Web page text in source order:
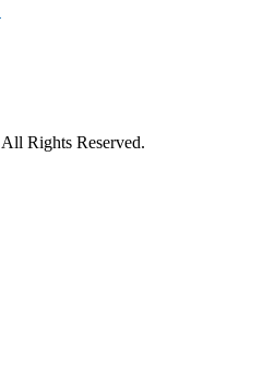
All Rights Reserved.